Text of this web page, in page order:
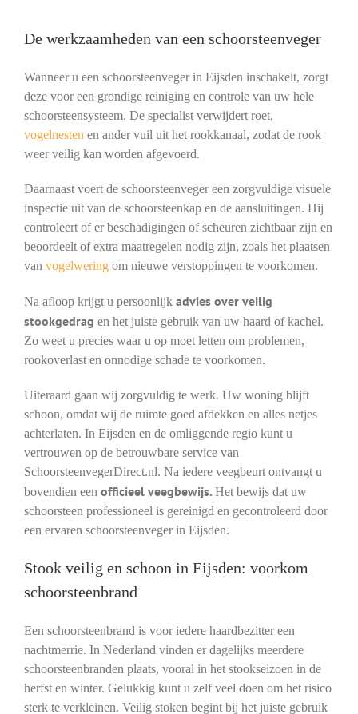
De werkzaamheden van een schoorsteenveger
Wanneer u een schoorsteenveger in Eijsden inschakelt, zorgt
deze voor een grondige reiniging en controle van uw hele
schoorsteensysteem. De specialist verwijdert roet,
vogelnesten en ander vuil uit het rookkanaal, zodat de rook
weer veilig kan worden afgevoerd.
Daarnaast voert de schoorsteenveger een zorgvuldige visuele
inspectie uit van de schoorsteenkap en de aansluitingen. Hij
controleert of er beschadigingen of scheuren zichtbaar zijn en
beoordeelt of extra maatregelen nodig zijn, zoals het plaatsen
van vogelweringom nieuwe verstoppingen te voorkomen.
Na afloop krijgt u persoonlijk advies over veilig
stookgedrag en het juiste gebruik van uw haard of kachel.
Zo weet u precies waar u op moet letten om problemen,
rookoverlast en onnodige schade te voorkomen.
Uiteraard gaan wij zorgvuldig te werk. Uw woning blijft
schoon, omdat wij de ruimte goed afdekken en alles netjes
achterlaten. In Eijsden en de omliggende regio kunt u
vertrouwen op de betrouwbare service van
SchoorsteenvegerDirect.nl. Na iedere veegbeurt ontvangt u
bovendien een officieel veegbewijs. Het bewijs dat uw
schoorsteen professioneel is gereinigd en gecontroleerd door
een ervaren schoorsteenveger in Eijsden.
Stook veilig en schoon in Eijsden: voorkom
schoorsteenbrand
Een schoorsteenbrand is voor iedere haardbezitter een
nachtmerrie. In Nederland vinden er dagelijks meerdere
schoorsteenbranden plaats, vooral in het stookseizoen in de
herfst en winter. Gelukkig kunt u zelf veel doen om het risico
sterk te verkleinen. Veilig stoken begint bij het juiste gebruik